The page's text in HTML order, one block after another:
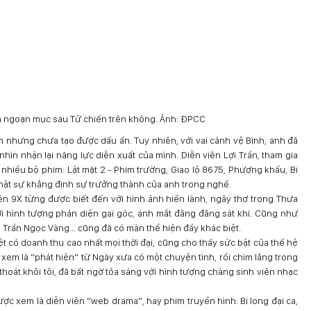
mục sau Tử chiến trên không. Ảnh: ĐPCC
chưa tạo được dấu ấn. Tuy nhiên, với vai cảnh vệ Bình, anh đã
nhận lại năng lực diễn xuất của mình. Diễn viên Lợi Trần, tham gia
bộ phim: Lật mặt 2 - Phim trường, Giao lộ 8675, Phượng khấu, Bi
sự khẳng định sự trưởng thành của anh trong nghề.
9X từng được biết đến với hình ảnh hiền lành, ngây thơ trong Thưa
hình tượng phản diện gai góc, ánh mắt đằng đằng sát khí. Cũng như
Ngọc Vàng… cũng đã có màn thể hiện đầy khác biệt.
có doanh thu cao nhất mọi thời đại, cũng cho thấy sức bật của thế hệ
là “phát hiện” từ Ngày xưa có một chuyện tình, rồi chìm lắng trong
khỏi tôi, đã bất ngờ tỏa sáng với hình tượng chàng sinh viên nhạc
xem là diễn viên “web drama”, hay phim truyền hình: Bi long đại ca,